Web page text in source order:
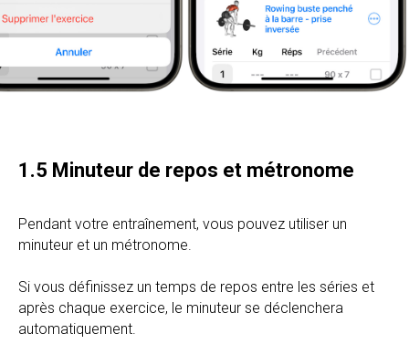
1.5 Minuteur de repos et métronome
Pendant votre entraînement, vous pouvez utiliser un
minuteur et un métronome.
Si vous définissez un temps de repos entre les séries et
après chaque exercice, le minuteur se déclenchera
automatiquement.